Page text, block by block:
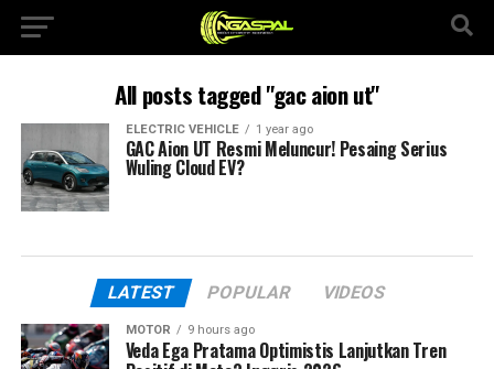
All posts tagged "gac aion ut"
ELECTRIC VEHICLE 1 year ago
GAC Aion UT Resmi Meluncur! Pesaing Serius
Wuling Cloud EV?
LATEST POPULAR VIDEOS
MOTOR 9 hours ago
Veda Ega Pratama Optimistis Lanjutkan Tren